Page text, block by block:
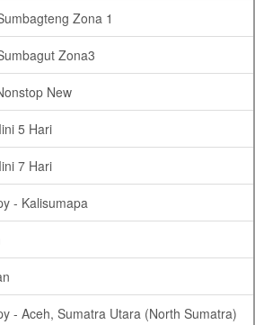
Zona 1
Zona3
New
5 Hari
7 Hari
- Kalisumapa
- Aceh, Sumatra Utara (North Sumatra)